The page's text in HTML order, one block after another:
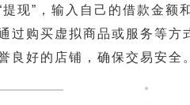
现”，输入自己的借款金
过购买虚拟商品或服务等
良好的店铺，确保交易安全。